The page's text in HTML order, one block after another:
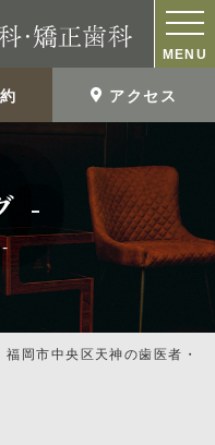
MENU
アクセス
岡市中央区天神の歯医者・